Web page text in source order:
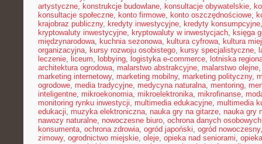
artystyczne, konstrukcje budowlane, konsultacje obywatelskie,
konsultacje społeczne, konto firmowe, konto oszczędnościowe,
krajobraz publiczny, kredyty inwestycyjne, kredyty konsumpcyjne
kryptowaluty inwestycyjne, kryptowaluty w inwestycjach, księga
międzynarodowa, kuchnia sezonowa, kultura cyfrowa, kultura
organizacyjna, kursy rozwoju osobistego, kursy specjalistyczne,
leczenie, liceum, lobbying, logistyka e-commerce, lotniska
architektura ogrodowa, malarstwo abstrakcyjne, malarstwo olejne
marketing internetowy, marketing mobilny, marketing polityczny,
ogrodowe, media tradycyjne, medycyna naturalna, mentoring,
inteligentne, mikroekonomia, mikroelektronika, mikrofinanse,
monitoring rynku inwestycji, multimedia edukacyjne, multimedia
edukacji, muzyka elektroniczna, nauka gry na gitarze, nauka gry
nawozy naturalne, nowoczesne biuro, ochrona danych osobowych
konsumenta, ochrona zdrowia, ogród japoński, ogród nowoczesny
zimowy, ogrodnictwo miejskie, oleje, opieka nad seniorami,